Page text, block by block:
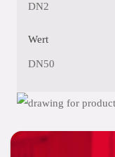
DN2
Wert
DN50